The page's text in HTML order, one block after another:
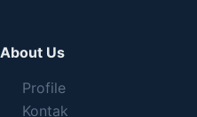
About Us
Profile
Kontak